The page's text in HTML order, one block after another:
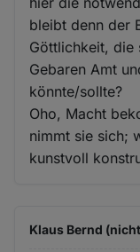
bleibt denn der
Göttlichkeit, die
Gebaren Amt
könnte/sollte?
Oho, Macht
nimmt sie sich;
kunstvoll
Klaus Bernd